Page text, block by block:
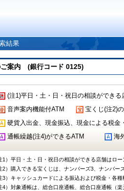
結果
ご案内 (銀行コード 0125)
(注1)平日・土・日・祝日の相談ができる
音声案内機能付ATM
宝くじ(注2)
硬貨入出金、現金振込、現金による税
通帳繰越(注4)ができるATM
海
1）平日・土・日・祝日の相談ができる店舗はロ
2）購入できる宝くじは、ナンバーズ3、ナンバー
3）キャッシュカードによる振込および税金・各
4）対象通帳は、総合口座通帳、総合口座通帳（